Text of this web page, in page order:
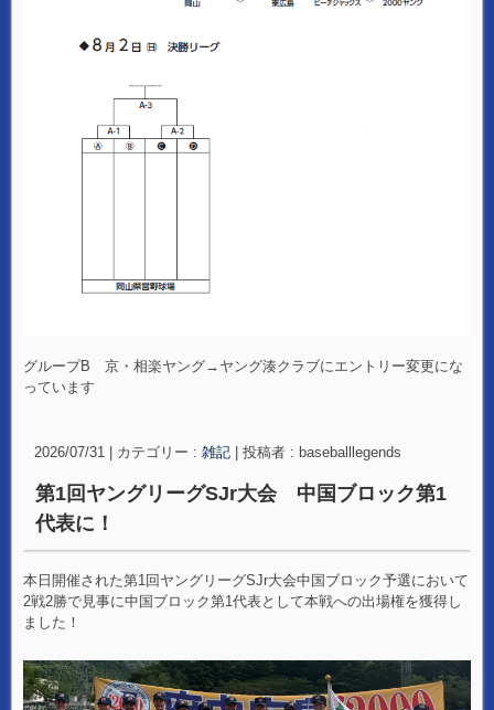
グループB 京・相楽ヤング→ヤング湊クラブにエントリー変更にな
っています
2026/07/31 | カテゴリー : 雑記 | 投稿者 : baseballlegends
第1回ヤングリーグSJr大会 中国ブロック第1
代表に！
本日開催された第1回ヤングリーグSJr大会中国ブロック予選において
2戦2勝で見事に中国ブロック第1代表として本戦への出場権を獲得し
ました！